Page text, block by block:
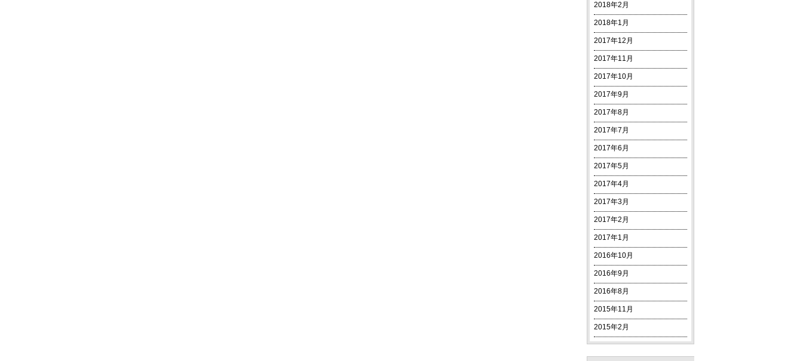
2018年2月
2018年1月
2017年12月
2017年11月
2017年10月
2017年9月
2017年8月
2017年7月
2017年6月
2017年5月
2017年4月
2017年3月
2017年2月
2017年1月
2016年10月
2016年9月
2016年8月
2015年11月
2015年2月